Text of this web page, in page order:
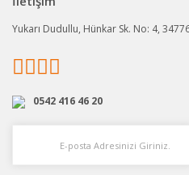
Yukarı Dudullu, Hünkar Sk. No: 4,
0542 416 46 20